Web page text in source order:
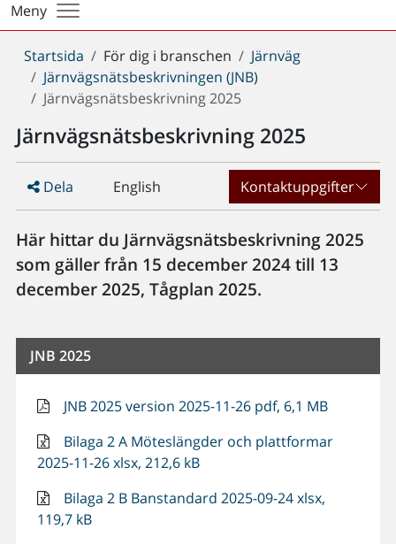
Meny
Du
är
här:
Startsida För dig i branschen
Järnväg
Järnvägsnätsbeskrivningen (JNB)
Järnvägsnätsbeskrivning 2025
Järnvägsnätsbeskrivning 2025
Dela English Kontaktuppgifter
Här hittar du Järnvägsnätsbeskrivning 2025
som gäller från 15 december 2024 till 13
december 2025, Tågplan 2025.
JNB 2025
JNB 2025 version 2025-11-26 pdf, 6,1 MB
Bilaga 2 A Möteslängder och plattformar
2025-11-26 xlsx, 212,6 kB
Bilaga 2 B Banstandard 2025-09-24 xlsx,
119,7 kB